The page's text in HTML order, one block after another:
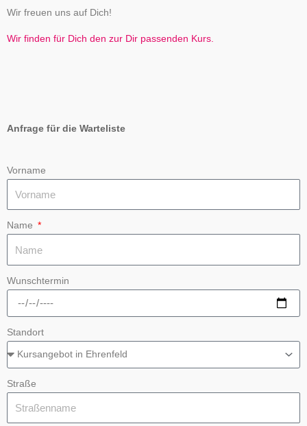
Wir freuen uns auf Dich!
Wir finden für Dich den zur Dir passenden Kurs.
Anfrage für die Warteliste
Vorname
Name
Wunschtermin
Standort
Straße